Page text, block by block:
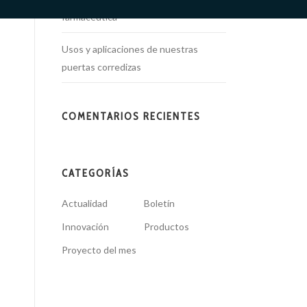
farmacéutica
Usos y aplicaciones de nuestras
puertas corredizas
COMENTARIOS RECIENTES
CATEGORÍAS
Actualidad
Boletín
Innovación
Productos
Proyecto del mes